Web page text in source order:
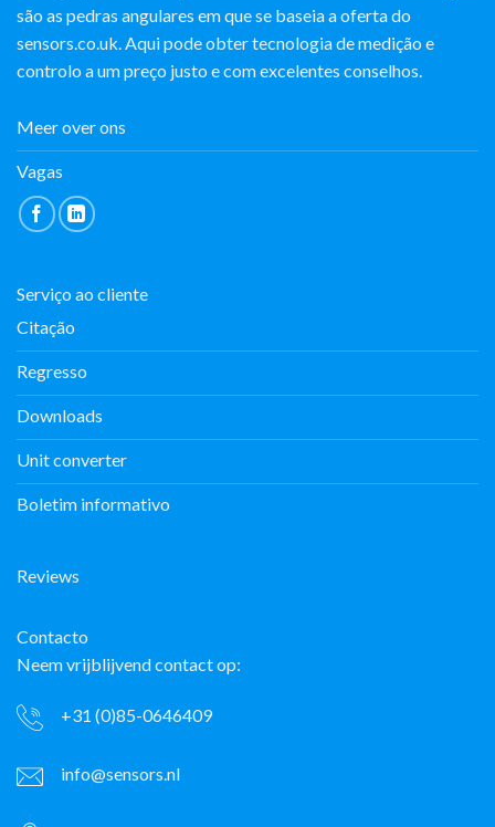
são as pedras angulares em que se baseia a oferta do
sensors.co.uk. Aqui pode obter tecnologia de medição e
controlo a um preço justo e com excelentes conselhos.
Meer over ons
Vagas
Serviço ao cliente
Citação
Regresso
Downloads
Unit converter
Boletim informativo
Reviews
Contacto
Neem vrijblijvend contact op:
+31 (0)85-0646409
info@sensors.nl